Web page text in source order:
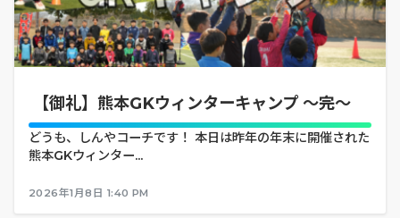
【御礼】熊本GKウィンターキャンプ ～完～
どうも、しんやコーチです！ 本日は昨年の年末に開催された
熊本GKウィンター...
2026年1月8日 1:40 PM